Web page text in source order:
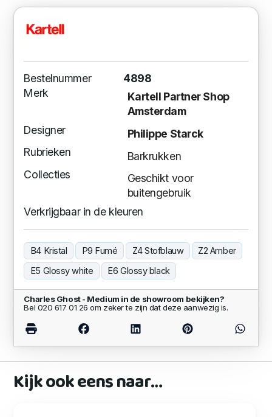
Bestelnummer
4898
Merk
Kartell Partner Shop
Amsterdam
Designer
Philippe Starck
Rubrieken
Barkrukken
Collecties
Geschikt voor
buitengebruik
Verkrijgbaar in de kleuren
B4 Kristal P9 Fumé Z4 Stofblauw
Z2 Amber
E5 Glossy white
E6 Glossy black
Charles Ghost - Medium in de showroom bekijken?
Bel 020 617 01 26 om zeker te zijn dat deze aanwezig is.
Kijk ook eens naar…